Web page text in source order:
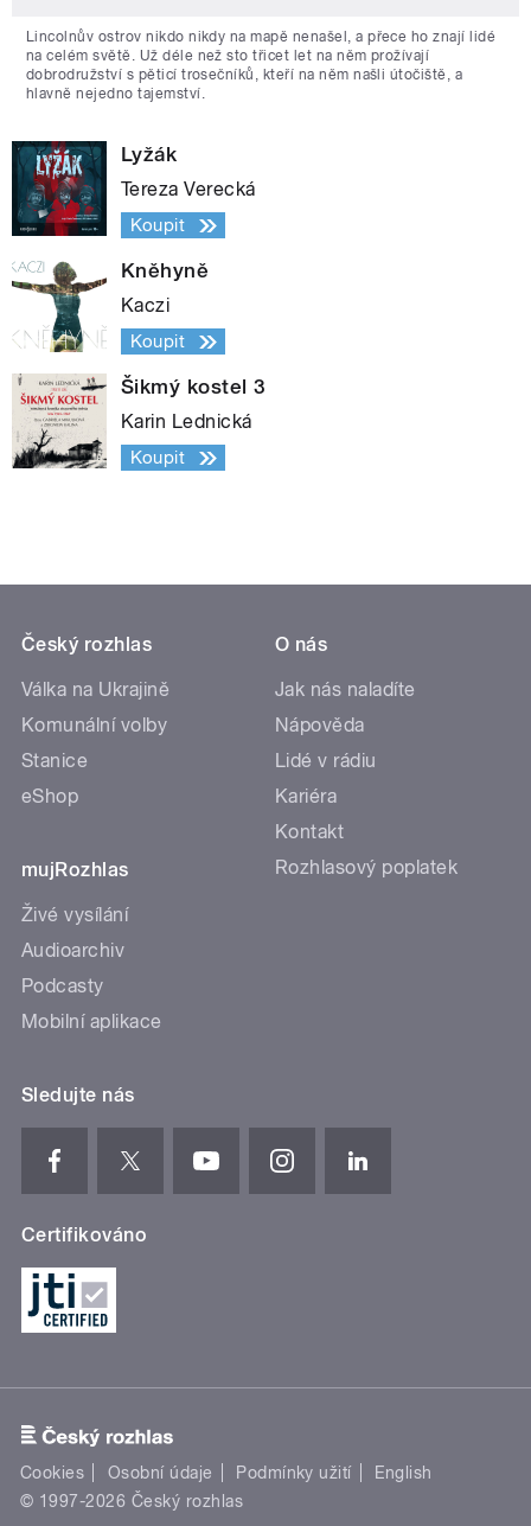
Lincolnův ostrov nikdo nikdy na mapě nenašel, a přece ho znají lidé
na celém světě. Už déle než sto třicet let na něm prožívají
dobrodružství s pěticí trosečníků, kteří na něm našli útočiště, a
hlavně nejedno tajemství.
Lyžák
Tereza Verecká
Koupit
Kněhyně
Kaczi
Koupit
Šikmý kostel 3
Karin Lednická
Koupit
Český rozhlas
Válka na Ukrajině
Komunální volby
Stanice
eShop
mujRozhlas
Živé vysílání
Audioarchiv
Podcasty
Mobilní aplikace
O nás
Jak nás naladíte
Nápověda
Lidé v rádiu
Kariéra
Kontakt
Rozhlasový poplatek
Sledujte nás
Certifikováno
Cookies Osobní údaje Podmínky užití
English
© 1997-2026 Český rozhlas